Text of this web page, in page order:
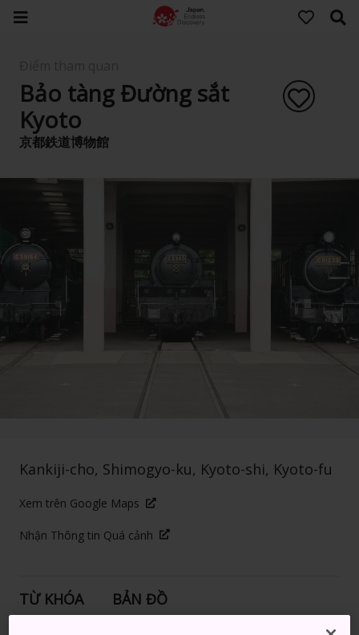
Bảo tàng Đường sắt
Kyoto
京都鉄道博物館
Kankiji-cho, Shimogyo-ku, Kyoto-shi, Kyoto-fu
Xem trên Google Maps
Nhận Thông tin Quá cảnh
TỪ KHÓA BẢN ĐỒ